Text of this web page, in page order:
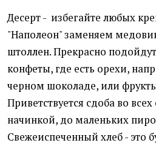
Десерт - избегайте любых
"Наполеон" заменяем
штоллен. Прекрасно
конфеты, где есть орехи,
черном шоколаде, или
Приветствуется сдоба во
начинкой, до маленьких
Свежеиспеченный хлеб - это